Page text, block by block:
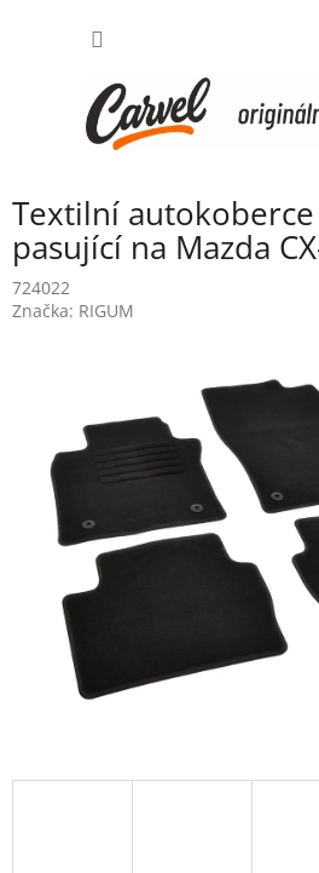
Textilní
pasující na Mazda
724022
Značka: RIGUM